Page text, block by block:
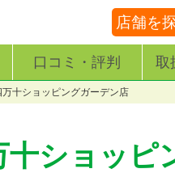
店舗を
口コミ・評判 取
十ショッピングガーデン店
十ショッピ